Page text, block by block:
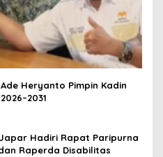
Heryanto Pimpin Kadin
Hadiri Rapat Paripurna
dan Raperda Disabilitas